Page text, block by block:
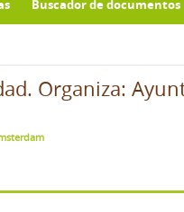
Buscador de documentos
Organiza: